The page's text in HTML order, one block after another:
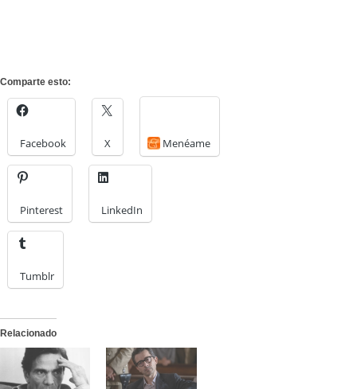
Comparte esto:
Facebook X Menéame
Pinterest LinkedIn
Tumblr
Relacionado